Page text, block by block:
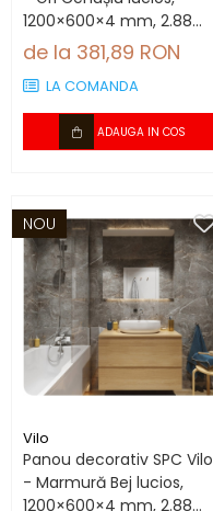
1200×600×4 mm, 2.88
mp/cutie (4 panouri)
de la 381,89 RON
LA COMANDA
ADAUGA IN COS
NOU
Vilo
Panou decorativ SPC Vilo
- Marmură Bej lucios,
1200×600×4 mm, 2.88